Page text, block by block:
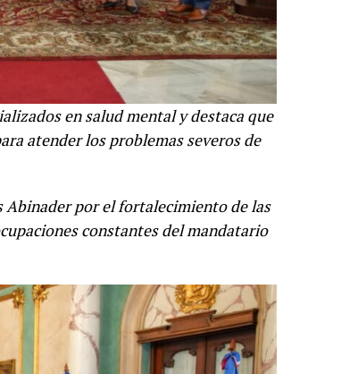
en salud mental y destaca que
atender los problemas severos de
Abinader por el fortalecimiento de las
constantes del mandatario